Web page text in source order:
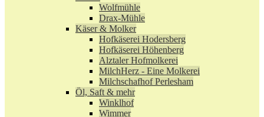
Wolfmühle
Drax-Mühle
Käser & Molker
Hofkäserei Hodersberg
Hofkäserei Höhenberg
Alztaler Hofmolkerei
MilchHerz - Eine Molkerei
Milchschafhof Perlesham
Öl, Saft & mehr
Winklhof
Wimmer